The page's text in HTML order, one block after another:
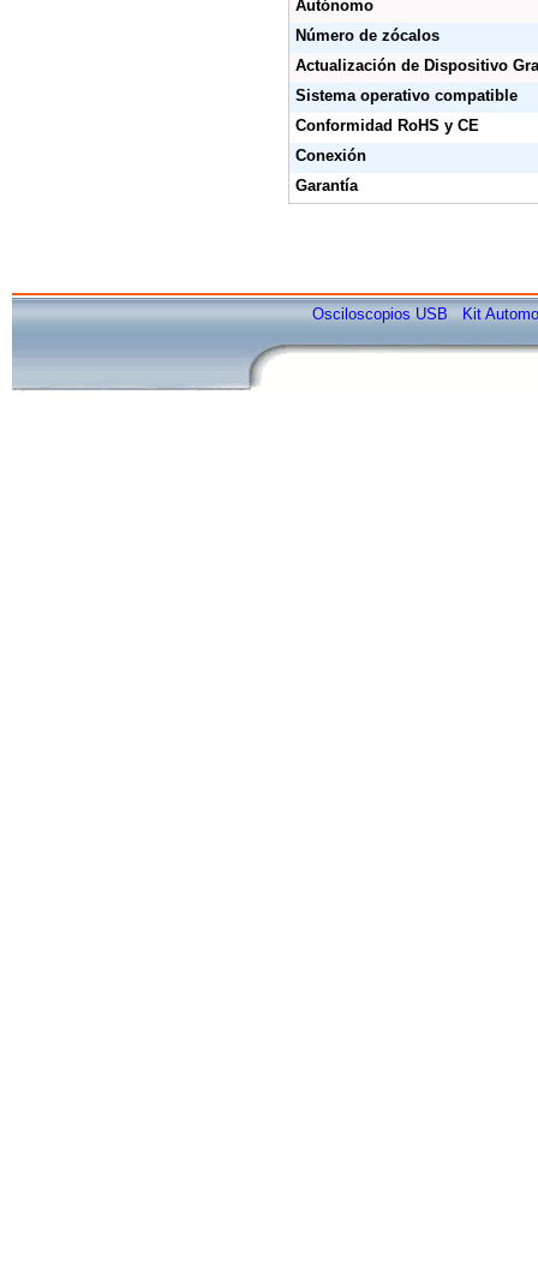
Autónomo
Número de zócalos
Actualización de Dispositivo
Sistema operativo compatible
Conformidad RoHS y CE
Conexión
Garantía
Osciloscopios USB Kit